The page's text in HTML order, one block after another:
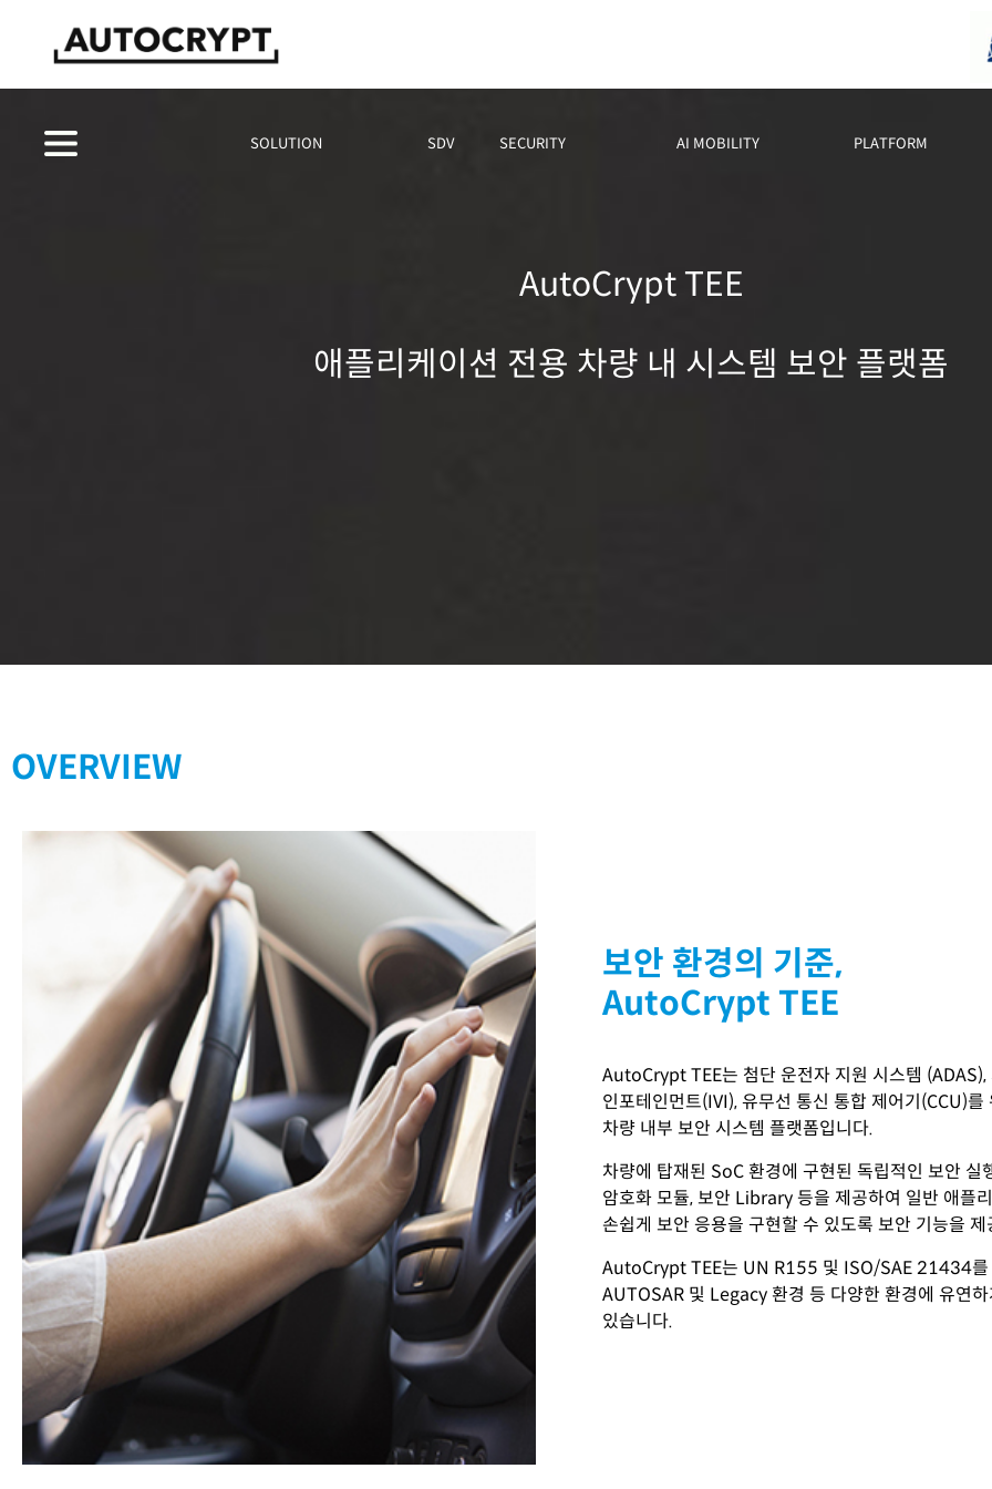
SOLUTION SDV SECURITY AI MOBILITY PLATFORM
AutoCrypt TEE
애플리케이션 전용 차량 내 시스템 보안 플랫폼
OVERVIEW
보안 환경의 기준,
AutoCrypt TEE
AutoCrypt TEE는 첨단 운전자 지원 시스템 (ADAS),
인포테인먼트(IVI), 유무선 통신 통합 제어기(CCU)를
차량 내부 보안 시스템플랫폼입니다.
차량에 탑재된 SoC 환경에 구현된 독립적인 보안 실
암호화 모듈, 보안 Library 등을 제공하여 일반 애플
손쉽게 보안 응용을 구현할 수 있도록 보안 기능을 제
AutoCrypt TEE는 UN R155 및 ISO/SAE 21434를
AUTOSAR 및 Legacy 환경 등 다양한 환경에 유연
있습니다.